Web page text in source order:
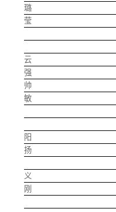
陈碧璐
陈冰莹
陈翠云
陈地强
陈发帅
陈芳敏
陈冠阳
陈归扬
陈洪义
陈宏刚